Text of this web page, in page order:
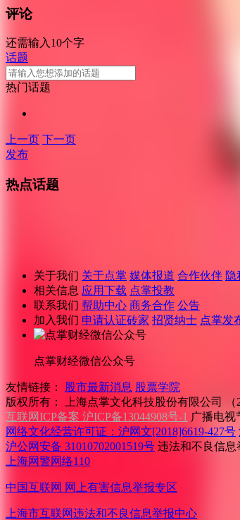
评论
还需输入10个字
话题
热门话题
上一页 下一页
发布
热点话题
关于我们 关于点掌 媒体报道 合作伙伴 隐
相关信息 应用下载 点掌投教
联系我们 帮助中心 商务合作 公告
加入我们 申请认证砖家 招贤纳士 点掌发
点掌财经微信公众号
友情链接： 股市最新消息 股票学院
版权所有：
上海点掌文化科技股份有限公司 （
互联网ICP备案 沪ICP备13044908号-1 广播电视
网络文化经营许可证：沪网文[2018]6619-427号
沪公网安备 31010702001519号 违法和不良信息
上海网警网络110
中国互联网 网上有害信息举报专区
上海市互联网违法和不良信息举报中心